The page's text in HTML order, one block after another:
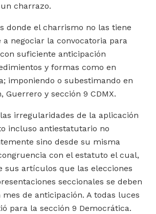
charrazo.
donde el charrismo no las tiene
a negociar la convocatoria para
suficiente anticipación
y formas como en
imponiendo o subestimando en
Guerrero y sección 9 CDMX.
irregularidades de la aplicación
incluso antiestatutario no
sino desde su misma
con el estatuto el cual,
sus artículos que las elecciones
seccionales se deben
de anticipación. A todas luces
para la sección 9 Democrática.